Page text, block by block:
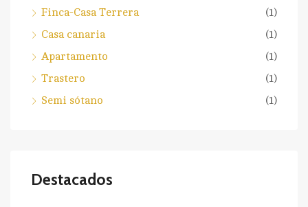
Finca-Casa Terrera
(1)
Casa canaria
(1)
Apartamento
(1)
Trastero
(1)
Semi sótano
(1)
Destacados